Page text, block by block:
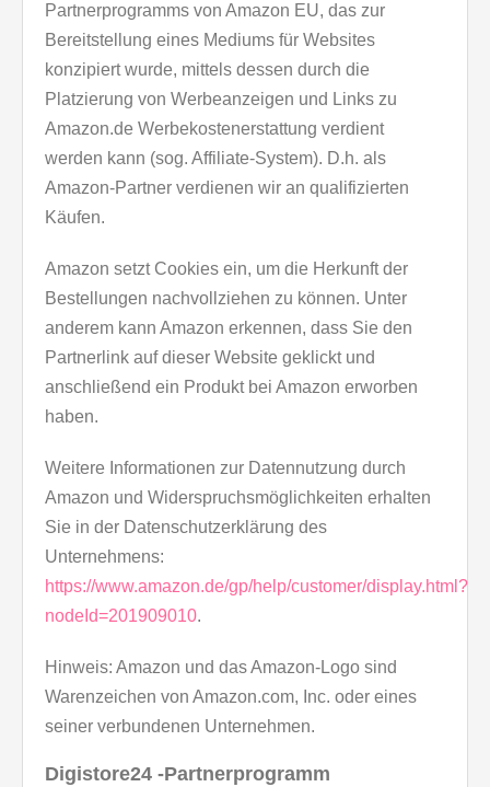
Partnerprogramms von Amazon EU, das zur
Bereitstellung eines Mediums für Websites
konzipiert wurde, mittels dessen durch die
Platzierung von Werbeanzeigen und Links zu
Amazon.de Werbekostenerstattung verdient
werden kann (sog. Affiliate-System). D.h. als
Amazon-Partner verdienen wir an qualifizierten
Käufen.
Amazon setzt Cookies ein, um die Herkunft der
Bestellungen nachvollziehen zu können. Unter
anderem kann Amazon erkennen, dass Sie den
Partnerlink auf dieser Website geklickt und
anschließend ein Produkt bei Amazon erworben
haben.
Weitere Informationen zur Datennutzung durch
Amazon und Widerspruchsmöglichkeiten erhalten
Sie in der Datenschutzerklärung des
Unternehmens:
https://www.amazon.de/gp/help/customer/display.html?
nodeId=201909010.
Hinweis: Amazon und das Amazon-Logo sind
Warenzeichen von Amazon.com, Inc. oder eines
seiner verbundenen Unternehmen.
Digistore24 -Partnerprogramm